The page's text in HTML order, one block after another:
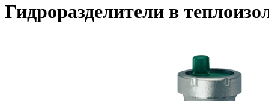
Гидроразделители в